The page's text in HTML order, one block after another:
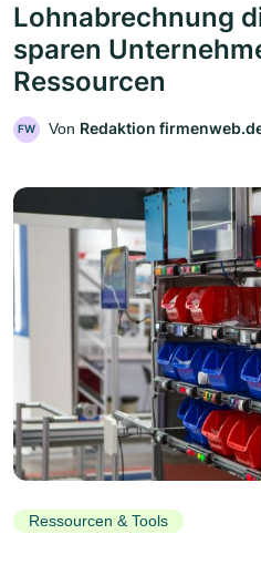
Lohnabrechnung
sparen
Ressourcen
FW Von Redaktion
Ressourcen & Tools